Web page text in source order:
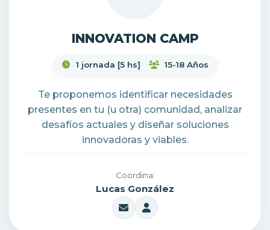
INNOVATION CAMP
1 jornada [5 hs] 15-18 Años
Te proponemos identificar necesidades
presentes en tu (u otra) comunidad, analizar
desafíos actuales y diseñar soluciones
innovadoras y viables.
Coordina:
Lucas González